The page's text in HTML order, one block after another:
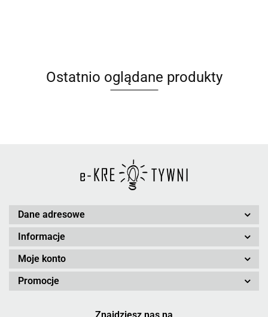
Ostatnio oglądane produkty
Dane adresowe
Informacje
Moje konto
Promocje